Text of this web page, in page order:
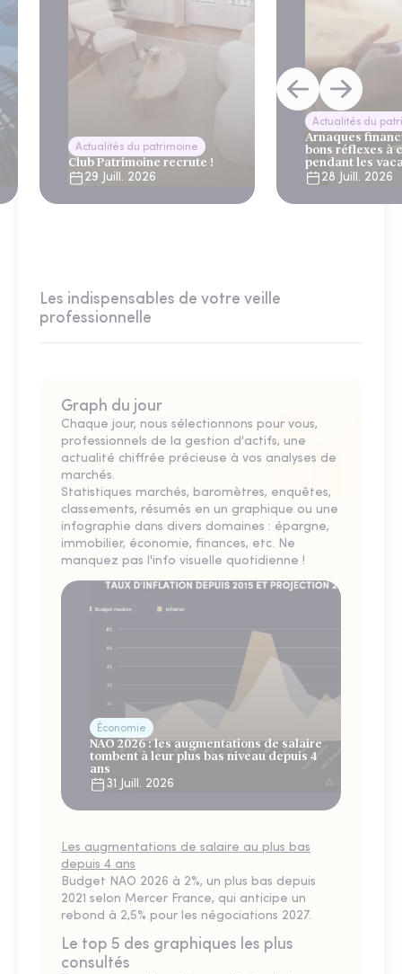
Actualités du patrimoine
Club Patrimoine recrute !
29 Juill. 2026
Actualités du
Arnaques
bons réflexes à
pendant les
28 Juill. 2026
Les indispensables de votre veille
professionnelle
Graph du jour
Chaque jour, nous sélectionnons pour vous,
professionnels de la gestion d'actifs, une
actualité chiffrée précieuse à vos analyses de
marchés.
Statistiques marchés, baromètres, enquêtes,
classements, résumés en un graphique ou une
infographie dans divers domaines : épargne,
immobilier, économie, finances, etc. Ne
manquez pas l'info visuelle quotidienne !
Économie
NAO 2026 : les augmentations de salaire
tombent à leur plus bas niveau depuis 4
ans
31 Juill. 2026
Les augmentations de salaire au plus bas
depuis 4 ans
Budget NAO 2026 à 2%, un plus bas depuis
2021 selon Mercer France, qui anticipe un
rebond à 2,5% pour les négociations 2027.
Le top 5 des graphiques les plus
consultés